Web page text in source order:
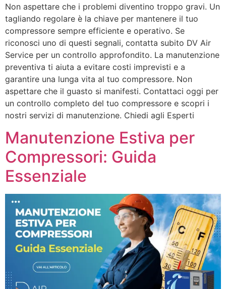
Non aspettare che i problemi diventino troppo gravi. Un
tagliando regolare è la chiave per mantenere il tuo
compressore sempre efficiente e operativo. Se
riconosci uno di questi segnali, contatta subito DV Air
Service per un controllo approfondito. La manutenzione
preventiva ti aiuta a evitare costi imprevisti e a
garantire una lunga vita al tuo compressore. Non
aspettare che il guasto si manifesti. Contattaci oggi per
un controllo completo del tuo compressore e scopri i
nostri servizi di manutenzione. Chiedi agli Esperti
Manutenzione Estiva per
Compressori: Guida
Essenziale